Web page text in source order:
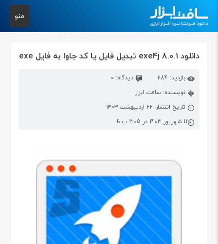
منو
دانلود exe4j 8.0.1 تبدیل فایل یا کد جاوا به فایل exe
بازدید: 284
دیدگاه: 0
نویسنده: سافت ابزار
تاریخ انتشار: ۲۲ اردیبهشت ۱۴۰۳
11 شهریور 1403 در 2:05 ب.ظ